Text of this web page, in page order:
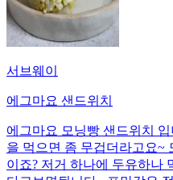
서브웨이
에그마요 샌드위치
에그마요 모닝빵 샌드위치
을 먹으면 좀 무겁더라고요~
이죠? 저거 하나에 두유하나